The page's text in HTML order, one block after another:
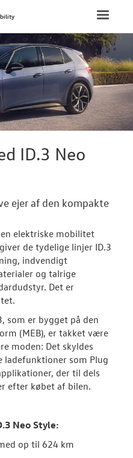
FORSIDE
NYE
Bestil
Byg din
Elektrisk
Modeller
ID.4
ID.5
T-Roc
Toggle
ID.3 Neo
ejer af den kompakte
elektriske mobilitet
de tydelige linjer ID.3
indvendigt
og talrige
Det er
som er bygget på den
(MEB), er takket være
moden: Det skyldes
som Plug
der til dels
efter købet af bilen.
Neo Style:
op til 624 km